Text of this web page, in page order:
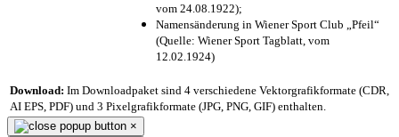
vom 24.08.1922);
Namensänderung in Wiener Sport Club „Pfeil“
(Quelle: Wiener Sport Tagblatt, vom
12.02.1924)
Download: Im Downloadpaket sind 4 verschiedene Vektorgrafikformate (CDR,
AI EPS, PDF) und 3 Pixelgrafikformate (JPG, PNG, GIF) enthalten.
×